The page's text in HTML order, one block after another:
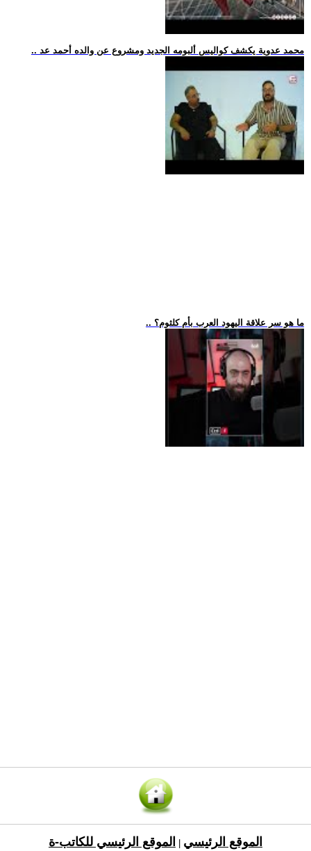
.. محمد عدوية يكشف كواليس ألبومه الجديد ومشروع عن والده أحمد عد
.. ما هو سر علاقة اليهود العرب بأم كلثوم؟
الموقع الرئيسي الموقع الرئيسي للكاتب-ة